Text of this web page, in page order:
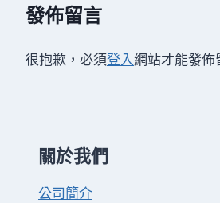
發佈留言
很抱歉，必須登入網站才能發佈
關於我們
公司簡介